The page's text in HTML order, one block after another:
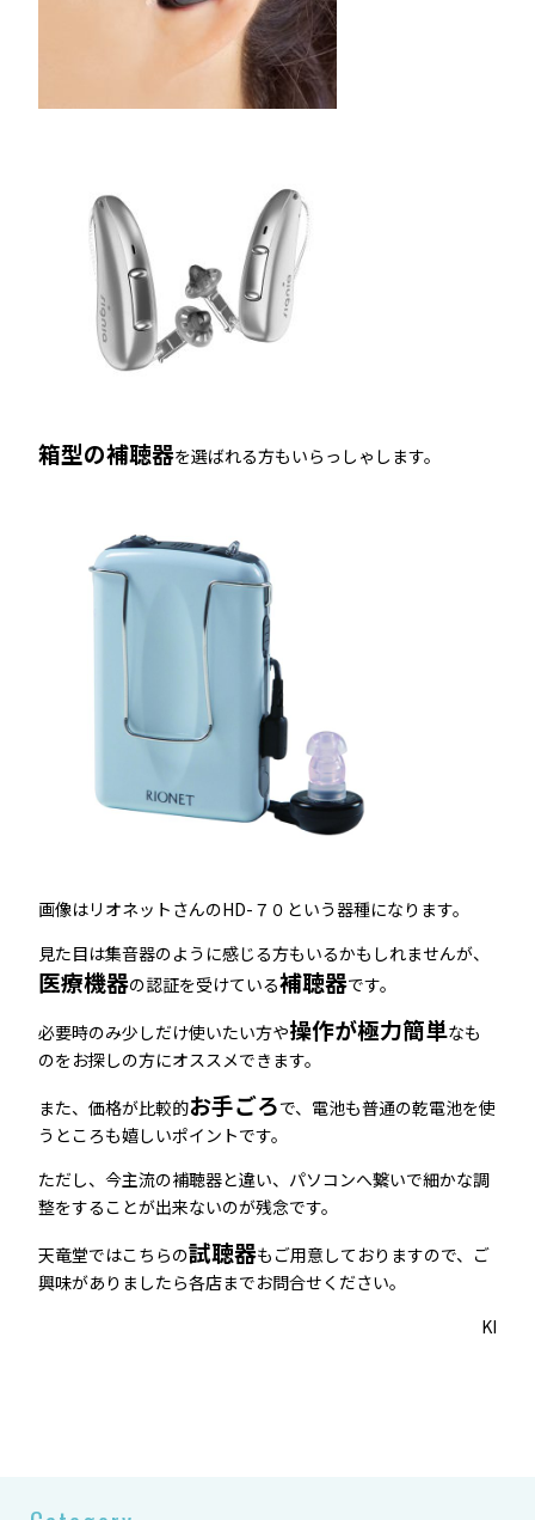
箱型の補聴器を選ばれる方もいらっしゃします。
画像はリオネットさんのHD-７０という器種になります。
見た目は集音器のように感じる方もいるかもしれませんが、
医療機器の認証を受けている補聴器です。
必要時のみ少しだけ使いたい方や操作が極力簡単なも
のをお探しの方にオススメできます。
また、価格が比較的お手ごろで、電池も普通の乾電池を使
うところも嬉しいポイントです。
ただし、今主流の補聴器と違い、パソコンへ繋いで細かな調
整をすることが出来ないのが残念です。
天竜堂ではこちらの試聴器もご用意しておりますので、ご
興味がありましたら各店までお問合せください。
KI